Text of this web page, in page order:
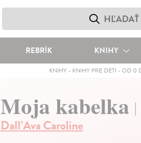
REBRÍK KNIHY
KNIHY- KNIHY PRE DETI - OD 0
Moja kabelka
Dall’Ava Caroline